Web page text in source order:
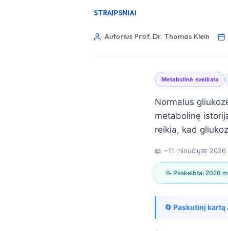
STRAIPSNIAI
Autorius Prof. Dr. Thomas Klein
Metabolinė sveikata
Normalus
metabolinę
reikia, kad
📖 ~11 minučių📅 2026
📝 Paskelbta: 2026
🔄 Paskutinį